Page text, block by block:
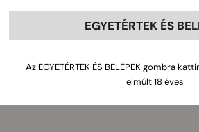
EGYETÉRTEK ÉS
Az EGYETÉRTEK ÉS BELÉPEK gombra
elmúlt 18 éves